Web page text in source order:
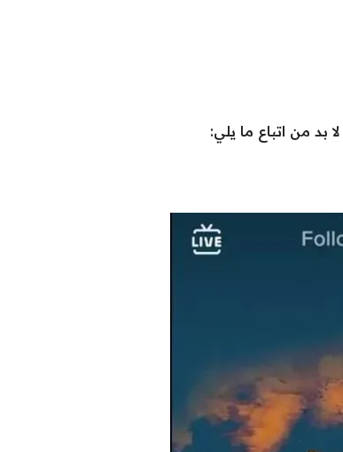
من اتباع ما يلي: